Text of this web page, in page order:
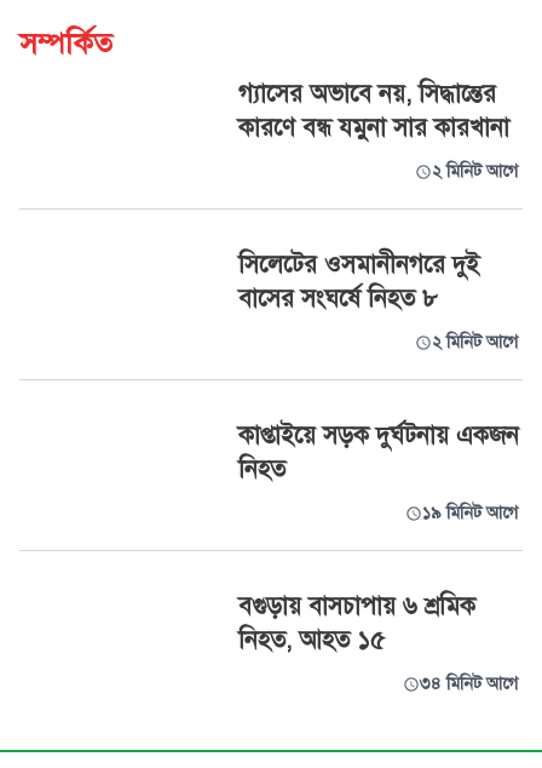
সম্পর্কিত
গ্যাসের অভাবে নয়, সিদ্ধান্তের
কারণে বন্ধ যমুনা সার কারখানা
২ মিনিট আগে
সিলেটের ওসমানীনগরে দুই
বাসের সংঘর্ষে নিহত ৮
২ মিনিট আগে
কাপ্তাইয়ে সড়ক দুর্ঘটনায় একজন
নিহত
১৯ মিনিট আগে
বগুড়ায় বাসচাপায় ৬ শ্রমিক
নিহত, আহত ১৫
৩৪ মিনিট আগে